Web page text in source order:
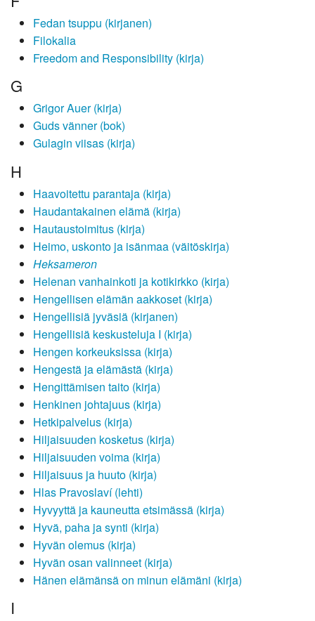
Fedan tsuppu (kirjanen)
Filokalia
Freedom and Responsibility (kirja)
G
Grigor Auer (kirja)
Guds vänner (bok)
Gulagin viisas (kirja)
H
Haavoitettu parantaja (kirja)
Haudantakainen elämä (kirja)
Hautaustoimitus (kirja)
Heimo, uskonto ja isänmaa (väitöskirja)
Heksameron
Helenan vanhainkoti ja kotikirkko (kirja)
Hengellisen elämän aakkoset (kirja)
Hengellisiä jyväsiä (kirjanen)
Hengellisiä keskusteluja I (kirja)
Hengen korkeuksissa (kirja)
Hengestä ja elämästä (kirja)
Hengittämisen taito (kirja)
Henkinen johtajuus (kirja)
Hetkipalvelus (kirja)
Hiljaisuuden kosketus (kirja)
Hiljaisuuden voima (kirja)
Hiljaisuus ja huuto (kirja)
Hlas Pravoslaví (lehti)
Hyvyyttä ja kauneutta etsimässä (kirja)
Hyvä, paha ja synti (kirja)
Hyvän olemus (kirja)
Hyvän osan valinneet (kirja)
Hänen elämänsä on minun elämäni (kirja)
I